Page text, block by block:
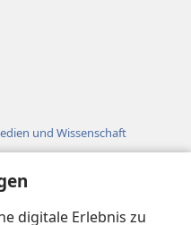
digitale Erlebnis zu
und Wissenschaft